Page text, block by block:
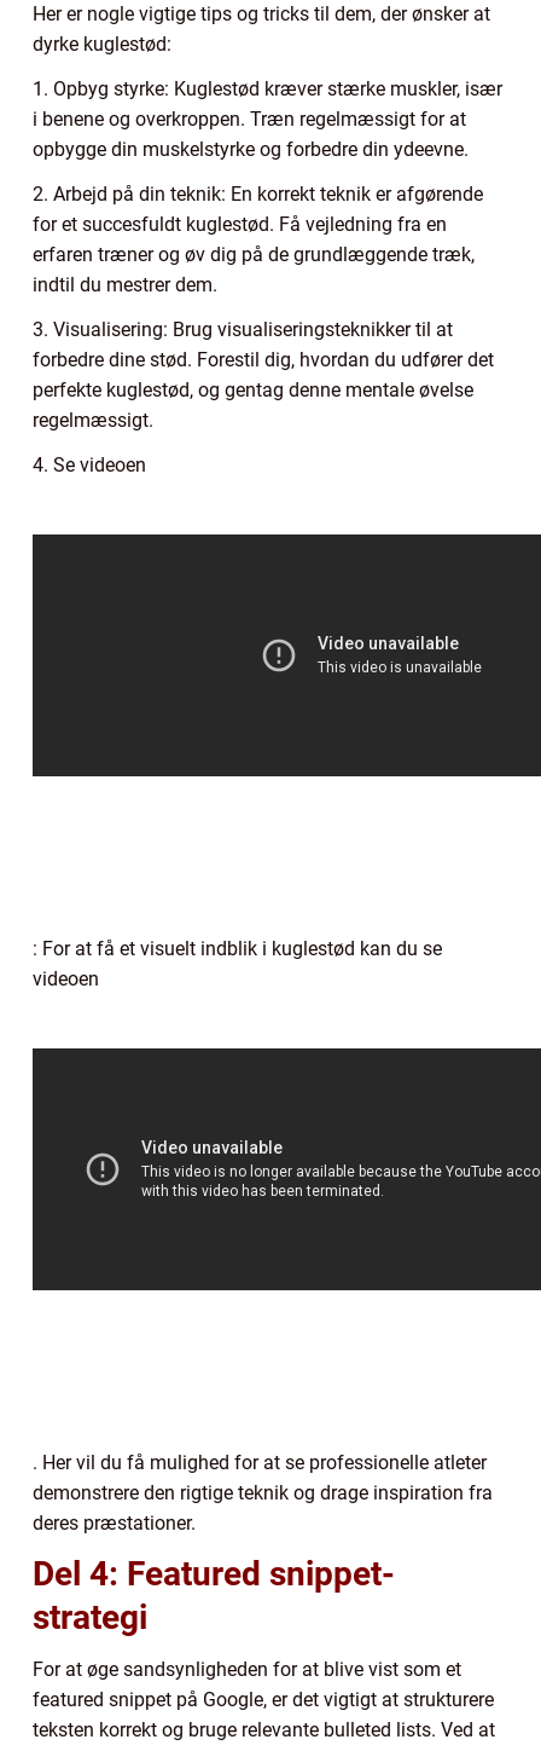
Her er nogle vigtige tips og tricks til dem, der ønsker at
dyrke kuglestød:
1. Opbyg styrke: Kuglestød kræver stærke muskler, især
i benene og overkroppen. Træn regelmæssigt for at
opbygge din muskelstyrke og forbedre din ydeevne.
2. Arbejd på din teknik: En korrekt teknik er afgørende
for et succesfuldt kuglestød. Få vejledning fra en
erfaren træner og øv dig på de grundlæggende træk,
indtil du mestrer dem.
3. Visualisering: Brug visualiseringsteknikker til at
forbedre dine stød. Forestil dig, hvordan du udfører det
perfekte kuglestød, og gentag denne mentale øvelse
regelmæssigt.
4. Se videoen
: For at få et visuelt indblik i kuglestød kan du se
videoen
. Her vil du få mulighed for at se professionelle atleter
demonstrere den rigtige teknik og drage inspiration fra
deres præstationer.
Del 4: Featured snippet-
strategi
For at øge sandsynligheden for at blive vist som et
featured snippet på Google, er det vigtigt at strukturere
teksten korrekt og bruge relevante bulleted lists. Ved at